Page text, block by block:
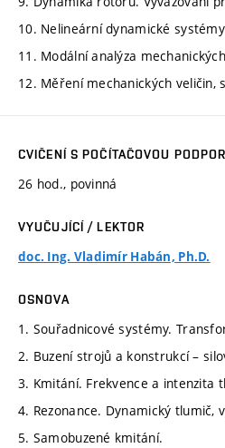
10. Nelineární dynamické
11. Modální analýza
12. Měření mechanických veličin,
CVIČENÍ S POČÍTAČOVOU
26 hod., povinná
VYUČUJÍCÍ / LEKTOR
doc. Ing. Vladimír Habán, Ph.D.
OSNOVA
1. Souřadnicové systémy.
2. Buzení strojů a konstrukcí –
3. Kmitání. Frekvence a intenzita
4. Rezonance. Dynamický tlumič,
5. Samobuzené kmitání.